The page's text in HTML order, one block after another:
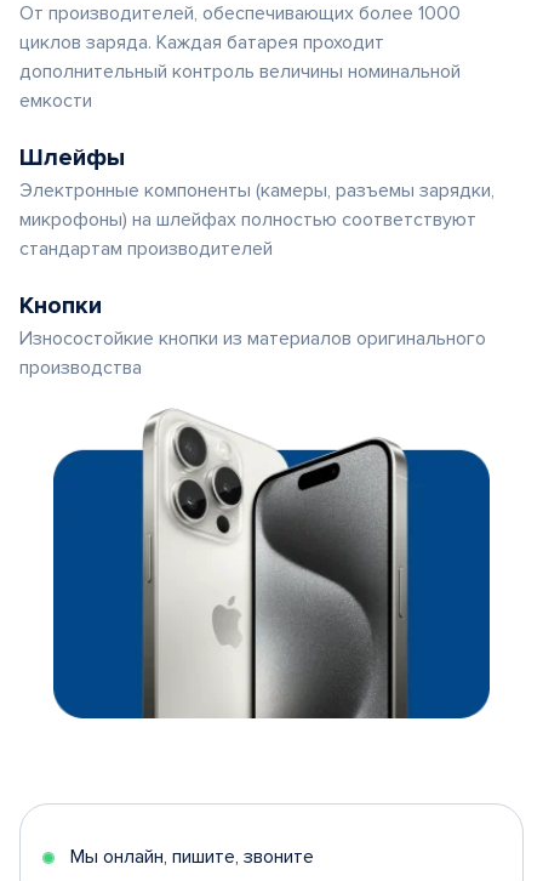
От производителей, обеспечивающих более 1000
циклов заряда. Каждая батарея проходит
дополнительный контроль величины номинальной
емкости
Шлейфы
Электронные компоненты (камеры, разъемы зарядки,
микрофоны) на шлейфах полностью соответствуют
стандартам производителей
Кнопки
Износостойкие кнопки из материалов оригинального
производства
Мы онлайн, пишите, звоните